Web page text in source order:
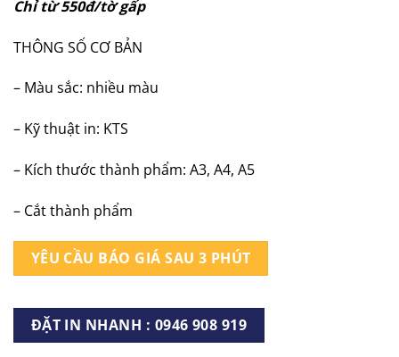
Chỉ từ 550đ/tờ gấp
THÔNG SỐ CƠ BẢN
– Màu sắc: nhiều màu
– Kỹ thuật in: KTS
– Kích thước thành phẩm: A3, A4, A5
– Cắt thành phẩm
YÊU CẦU BÁO GIÁ SAU 3 PHÚT
ĐẶT IN NHANH : 0946 908 919